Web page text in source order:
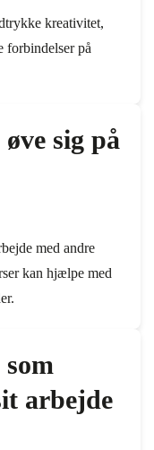
kreativitet,
forbindelser på
sig på
med andre
kan hjælpe med
arbejde